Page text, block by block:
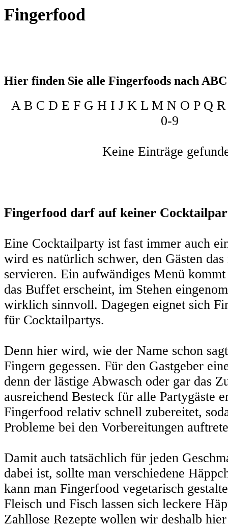
Fingerfood
Hier finden Sie alle Fingerfoods nach
A B C D E F G H I J K L M N O P Q
0-9
Keine Einträge
Fingerfood darf auf keiner
Eine Cocktailparty ist fast immer auch
wird es natürlich schwer, den Gästen
servieren. Ein aufwändiges Menü
das Buffet erscheint, im Stehen
wirklich sinnvoll. Dagegen eignet sich
für Cocktailpartys.
Denn hier wird, wie der Name schon
Fingern gegessen. Für den Gastgeber
denn der lästige Abwasch oder gar das
ausreichend Besteck für alle Partygäste
Fingerfood relativ schnell zubereitet,
Probleme bei den Vorbereitungen
Damit auch tatsächlich für jeden
dabei ist, sollte man verschiedene
kann man Fingerfood vegetarisch
Fleisch und Fisch lassen sich leckere
Zahllose Rezepte wollen wir deshalb